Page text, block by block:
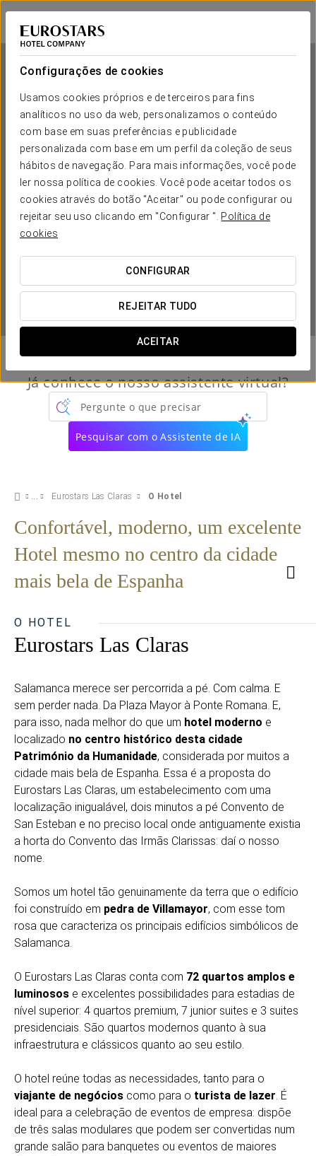
Configurações de cookies
Usamos cookies próprios e de terceiros para fins
analíticos no uso da web, personalizamos o conteúdo
com base em suas preferências e publicidade
personalizada com base em um perfil da coleção de seus
hábitos de navegação. Para mais informações, você pode
ler nossa política de cookies. Você pode aceitar todos os
cookies através do botão "Aceitar" ou pode configurar ou
rejeitar seu uso clicando em "Configurar ". Política de
cookies
CONFIGURAR
REJEITAR TUDO
ACEITAR
Eurostars Las Claras
SALAMANCA
Eurostars Las Claras
SALAMANCA
QUANDO QUER IR?
Já conhece o nosso assistente virtual?
Pergunte o que precisar
Pesquisar com o Assistente de IA
Eurostars Las Claras O Hotel
Confortável, moderno, um excelente
Hotel mesmo no centro da cidade
mais bela de Espanha
O HOTEL
Eurostars Las Claras
Salamanca merece ser percorrida a pé. Com calma. E
sem perder nada. Da Plaza Mayor à Ponte Romana. E,
para isso, nada melhor do que um hotel moderno e
localizado no centro histórico desta cidade
Património da Humanidade, considerada por muitos a
cidade mais bela de Espanha. Essa é a proposta do
Eurostars Las Claras, um estabelecimento com uma
localização inigualável, dois minutos a pé Convento de
San Esteban e no preciso local onde antiguamente existia
a horta do Convento das Irmãs Clarissas: daí o nosso
nome.
Somos um hotel tão genuinamente da terra que o edifício
foi construído em pedra de Villamayor, com esse tom
rosa que caracteriza os principais edifícios simbólicos de
Salamanca.
O Eurostars Las Claras conta com 72 quartos amplos e
luminosos e excelentes possibilidades para estadias de
nível superior: 4 quartos premium, 7 junior suites e 3 suites
presidenciais. São quartos modernos quanto à sua
infraestrutura e clássicos quanto ao seu estilo.
O hotel reúne todas as necessidades, tanto para o
viajante de negócios como para o turista de lazer. É
ideal para a celebração de eventos de empresa: dispõe
de três salas modulares que podem ser convertidas num
grande salão para banquetes ou eventos de maiores